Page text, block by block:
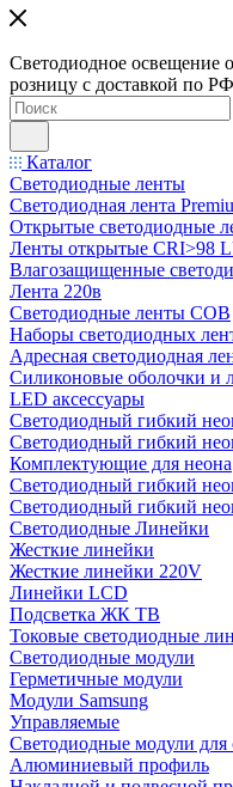
Светодиодное освещение
розницу с доставкой по
Каталог
Светодиодные ленты
Светодиодная лента
Открытые светодиодные
Ленты открытые CRI>98
Влагозащищенные
Лента 220в
Светодиодные ленты COB
Наборы светодиодных
Адресная светодиодная
Силиконовые оболочки и
LED аксессуары
Светодиодный гибкий
Светодиодный гибкий
Комплектующие для неона
Светодиодный гибкий
Светодиодный гибкий
Светодиодные Линейки
Жесткие линейки
Жесткие линейки 220V
Линейки LCD
Подсветка ЖК ТВ
Токовые светодиодные
Светодиодные модули
Герметичные модули
Модули Samsung
Управляемые
Светодиодные модули для
Алюминиевый профиль